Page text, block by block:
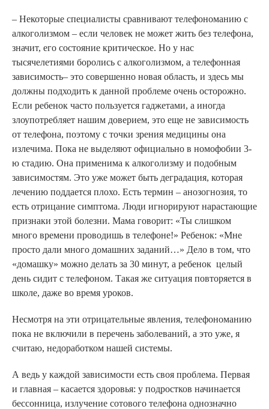
– Некоторые специалисты сравнивают телефономанию с
алкоголизмом – если человек не может жить без телефона,
значит, его состояние критическое. Но у нас
тысячелетиями боролись с алкоголизмом, а телефонная
зависимость– это совершенно новая область, и здесь мы
должны подходить к данной проблеме очень осторожно.
Если ребенок часто пользуется гаджетами, а иногда
злоупотребляет нашим доверием, это еще не зависимость
от телефона, поэтому с точки зрения медицины она
излечима. Пока не выделяют официально в номофобии 3-
ю стадию. Она применима к алкоголизму и подобным
зависимостям. Это уже может быть деградация, которая
лечению поддается плохо. Есть термин – анозогнозия, то
есть отрицание симптома. Люди игнорируют нарастающие
признаки этой болезни. Мама говорит: «Ты слишком
много времени проводишь в телефоне!» Ребенок: «Мне
просто дали много домашних заданий…» Дело в том, что
«домашку» можно делать за 30 минут, а ребенок целый
день сидит с телефоном. Такая же ситуация повторяется в
школе, даже во время уроков.
Несмотря на эти отрицательные явления, телефономанию
пока не включили в перечень заболеваний, а это уже, я
считаю, недоработком нашей системы.
А ведь у каждой зависимости есть своя проблема. Первая
и главная – касается здоровья: у подростков начинается
бессонница, излучение сотового телефона однозначно